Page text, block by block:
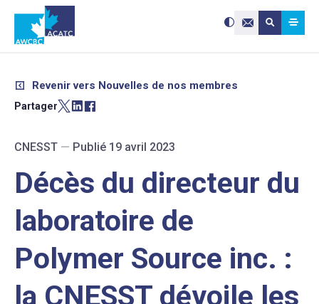
Contactez-
Search site:
Submit
Utilisez
les
flèches
haut
d'appareils
peuvent
glisser.
Revenir vers Nouvelles de nos membres
Partager
CNESST — Publié 19 avril 2023
Décès du directeur du
laboratoire de
Polymer Source inc. :
la CNESST dévoile les